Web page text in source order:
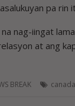
pa rin
nag-iingat
at ang
BREAK